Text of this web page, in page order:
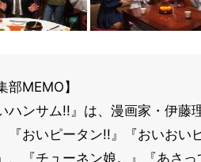
部MEMO】
ハンサム!!』は、漫画家・伊
『おいピータン!!』『おいおい
、『チューネン娘。』『あさ